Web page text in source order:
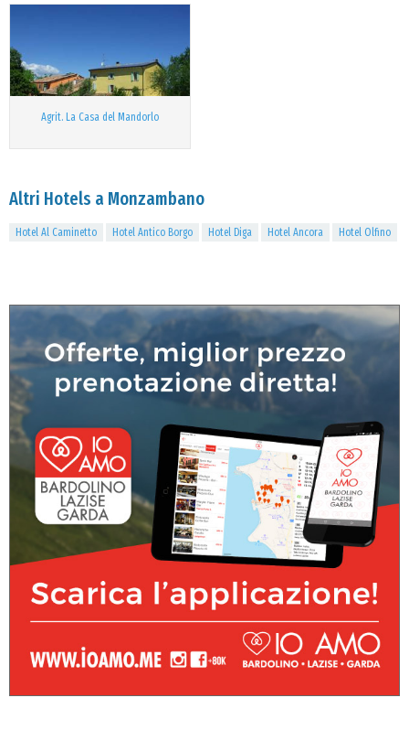
Agrit. La Casa del Mandorlo
Altri Hotels a Monzambano
Hotel Al Caminetto Hotel Antico Borgo Hotel Diga Hotel Ancora Hotel Olfino